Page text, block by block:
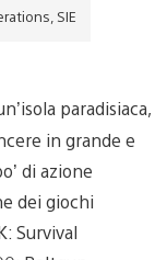
SIE
paradisiaca,
in grande e
di azione
dei giochi
Survival